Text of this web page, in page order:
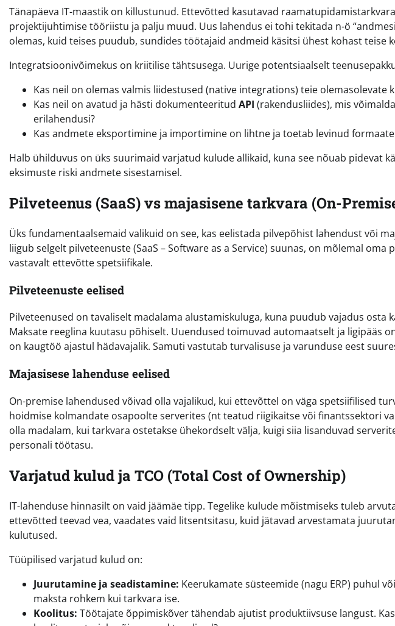
Tänapäeva IT-maastik on killustunud. Ettevõtted kasutavad
projektijuhtimise tööriistu ja palju muud. Uus lahendus ei tohi tekitada n-ö
olemas, kuid teises puudub, sundides töötajaid andmeid käsitsi ühest kohast teise
Integratsioonivõimekus on kriitilise tähtsusega. Uurige potentsiaalselt
Kas neil on olemas valmis liidestused (native integrations) teie olemasolevate
Kas neil on avatud ja hästi dokumenteeritud API (rakendusliides), mis
erilahendusi?
Kas andmete eksportimine ja importimine on lihtne ja toetab levinud formaate
Halb ühilduvus on üks suurimaid varjatud kulude allikaid, kuna see nõuab pidevat
eksimuste riski andmete sisestamisel.
Pilveteenus (SaaS) vs majasisene tarkvara (On-
Üks fundamentaalsemaid valikuid on see, kas eelistada pilvepõhist lahendust või
liigub selgelt pilveteenuste (SaaS – Software as a Service) suunas, on mõlemal
vastavalt ettevõtte spetsiifikale.
Pilveteenuste eelised
Pilveteenused on tavaliselt madalama alustamiskuluga, kuna puudub vajadus osta
Maksate reeglina kuutasu põhiselt. Uuendused toimuvad automaatselt ja ligipääs
on kaugtöö ajastul hädavajalik. Samuti vastutab turvalisuse ja varunduse eest
Majasisese lahenduse eelised
On-premise lahendused võivad olla vajalikud, kui ettevõttel on väga spetsiifilised
hoidmise kolmandate osapoolte serverites (nt teatud riigikaitse või finantssektori
olla madalam, kui tarkvara ostetakse ühekordselt välja, kuigi siia lisanduvad
personali töötasu.
Varjatud kulud ja TCO (Total Cost of Ownership)
IT-lahenduse hinnasilt on vaid jäämäe tipp. Tegelike kulude mõistmiseks tuleb
ettevõtted teevad vea, vaadates vaid litsentsitasu, kuid jätavad arvestamata
kulutused.
Tüüpilised varjatud kulud on:
Juurutamine ja seadistamine: Keerukamate süsteemide (nagu ERP) puhul
maksta rohkem kui tarkvara ise.
Koolitus: Töötajate õppimiskõver tähendab ajutist produktiivsuse langust.